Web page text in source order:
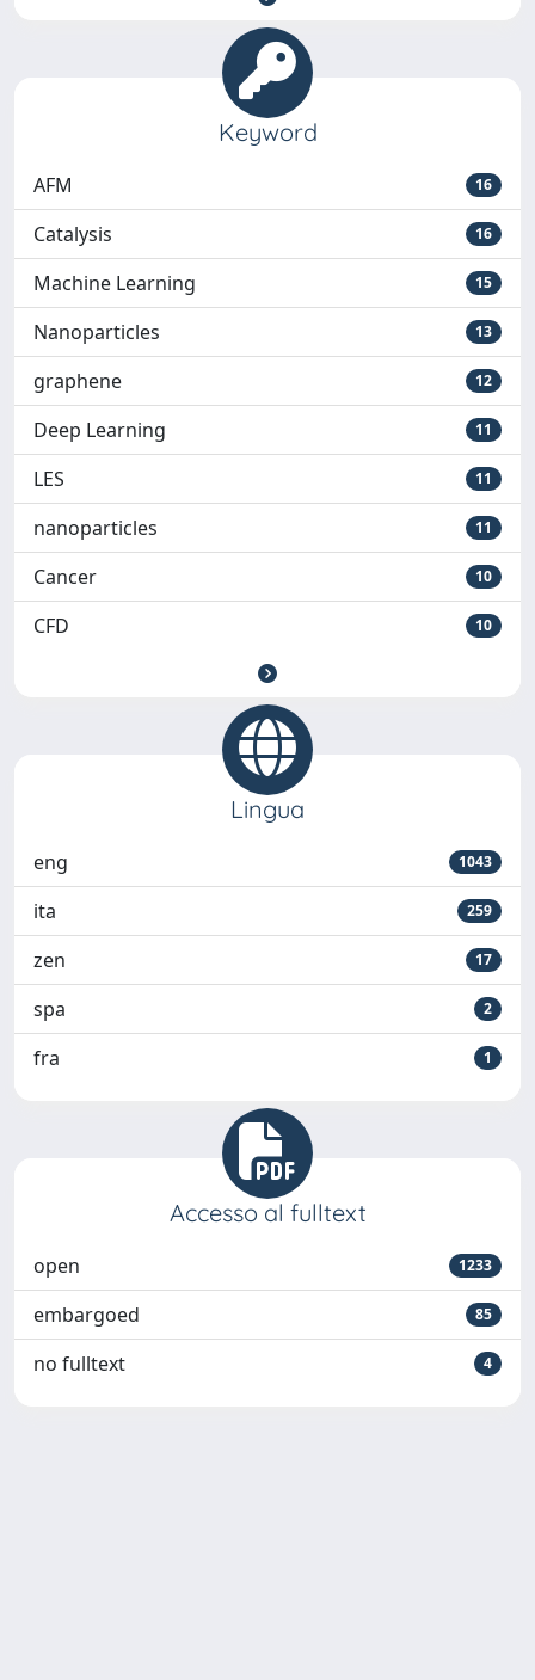
Keyword
AFM 16
Catalysis 16
Machine Learning 15
Nanoparticles 13
graphene 12
Deep Learning 11
LES 11
nanoparticles 11
Cancer 10
CFD 10
Lingua
eng 1043
ita 259
zen 17
spa 2
fra 1
Accesso al fulltext
open 1233
embargoed 85
no fulltext 4